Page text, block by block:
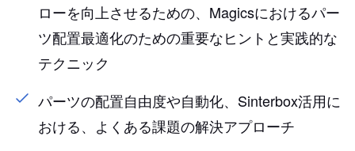
ローを向上させるための、Magicsにおけるパー
ツ配置最適化のための重要なヒントと実践的な
テクニック
パーツの配置自由度や自動化、Sinterbox活用に
おける、よくある課題の解決アプローチ